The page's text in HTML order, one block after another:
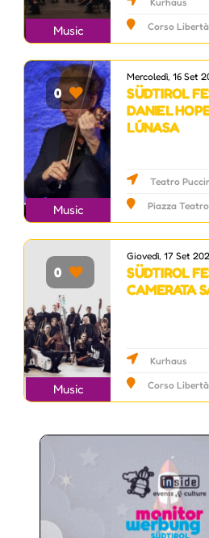
Music
Corso
0
Music
Mercoledì, 16 Set
SÜDTIROL
DANIEL
LÚNASA
Teatro
Piazza
0
Music
Giovedì, 17 Set
SÜDTIROL
CAMERATA
Kurhaus
Corso